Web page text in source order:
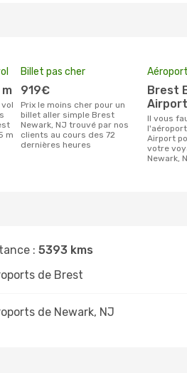
m
m
Billet pas cher
919€
Prix le moins cher pour un
billet aller simple Brest
Newark, NJ trouvé par nos
clients au cours des 72
dernières heures
Brest Bretagne
Airport
Il vous faudra rejoindre
Airport
votre
Newark,
: 5393 kms
de Brest
de Newark, NJ